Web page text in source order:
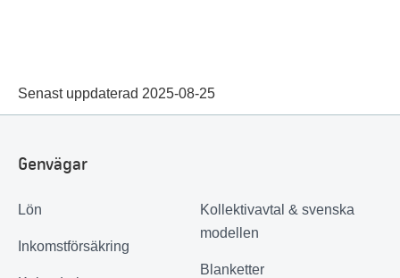
Senast uppdaterad 2025-08-25
Genvägar
Lön
Inkomstförsäkring
Kollektivavtal & svenska
modellen
Blanketter